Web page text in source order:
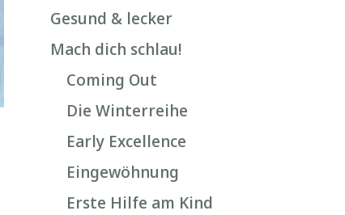
Gesund & lecker
Mach dich schlau!
Coming Out
Die Winterreihe
Early Excellence
Eingewöhnung
Erste Hilfe am Kind